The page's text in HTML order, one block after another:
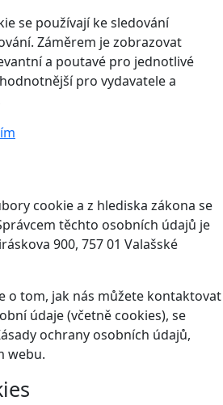
se používají ke sledování
Záměrem je zobrazovat
a poutavé pro jednotlivé
pro vydavatele a
cookie a z hlediska zákona se
těchto osobních údajů je
900, 757 01 Valašské
o tom, jak nás můžete kontaktovat
údaje (včetně cookies), se
ochrany osobních údajů,
webu.